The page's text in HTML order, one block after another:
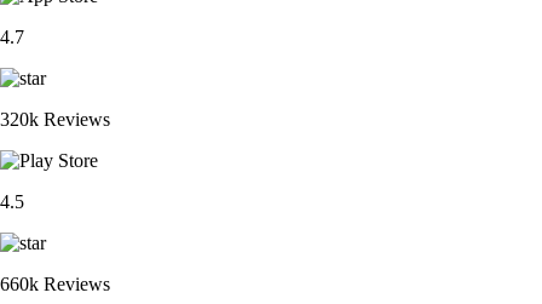
4.7
320k Reviews
4.5
660k Reviews